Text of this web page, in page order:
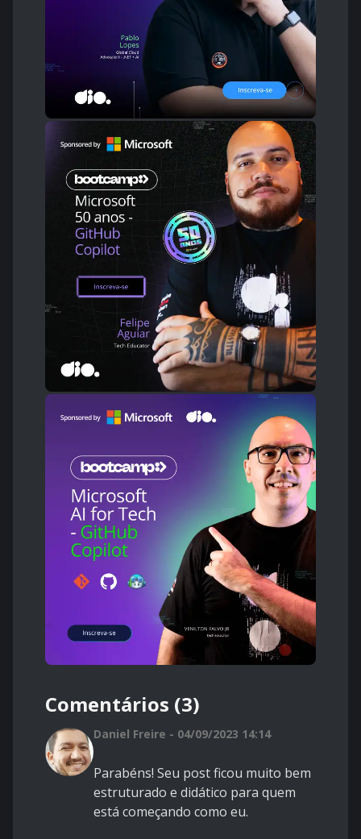
Comentários (3)
Daniel Freire - 04/09/2023 14:14
Parabéns! Seu post ficou muito bem
estruturado e didático para quem
está começando como eu.